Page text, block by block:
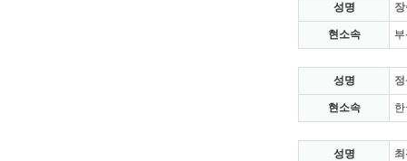
성명
현소속
성명
현소속
성명